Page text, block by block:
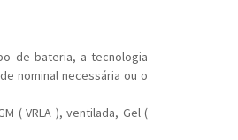
de bateria, a tecnologia
nominal necessária ou o
( VRLA ), ventilada, Gel (